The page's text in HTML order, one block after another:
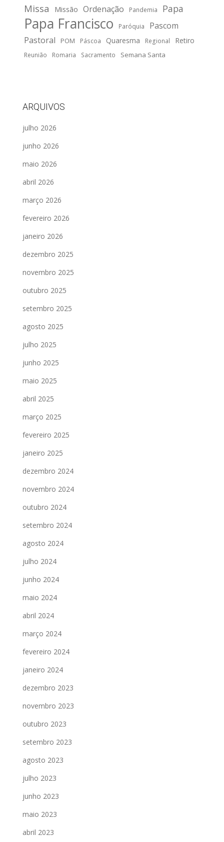
Missa Missão Ordenação Pandemia Papa
Papa Francisco Paróquia
Pascom
Pastoral
POM Páscoa Quaresma Regional Retiro
Reunião Romaria Sacramento Semana Santa
ARQUIVOS
julho 2026
junho 2026
maio 2026
abril 2026
março 2026
fevereiro 2026
janeiro 2026
dezembro 2025
novembro 2025
outubro 2025
setembro 2025
agosto 2025
julho 2025
junho 2025
maio 2025
abril 2025
março 2025
fevereiro 2025
janeiro 2025
dezembro 2024
novembro 2024
outubro 2024
setembro 2024
agosto 2024
julho 2024
junho 2024
maio 2024
abril 2024
março 2024
fevereiro 2024
janeiro 2024
dezembro 2023
novembro 2023
outubro 2023
setembro 2023
agosto 2023
julho 2023
junho 2023
maio 2023
abril 2023